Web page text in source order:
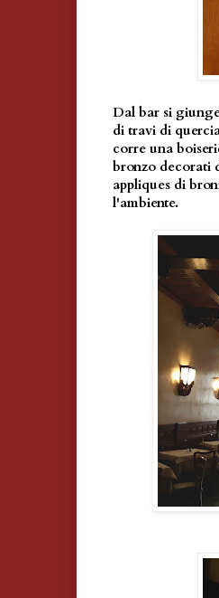
Dal bar si
di travi di
corre una
bronzo decorati
appliques di
l'ambiente.